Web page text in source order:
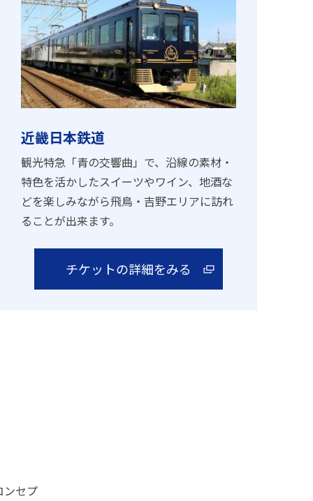
近畿日本鉄道
観光特急「青の交響曲」で、沿線の素材・
特色を活かしたスイーツやワイン、地酒な
どを楽しみながら飛鳥・吉野エリアに訪れ
ることが出来ます。
チケットの詳細をみる
ンセプ